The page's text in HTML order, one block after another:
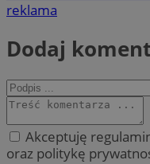
reklama
Dodaj
Akceptuję
oraz politykę